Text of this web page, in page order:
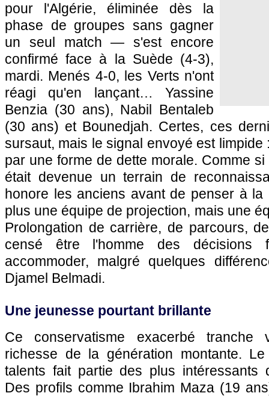
pour l'Algérie, éliminée dès la
phase de groupes sans gagner
un seul match — s'est encore
confirmé face à la Suède (4-3),
mardi. Menés 4-0, les Verts n'ont
réagi qu'en lançant… Yassine
Benzia (30 ans), Nabil Bentaleb
(30 ans) et Bounedjah. Certes, ces
sursaut, mais le signal envoyé est limpide
par une forme de dette morale. Comme
était devenue un terrain de
honore les anciens avant de penser à la
plus une équipe de projection, mais une
Prolongation de carrière, de parcours,
censé être l'homme des décisions
accommoder, malgré quelques
Djamel Belmadi.
Une jeunesse pourtant brillante
Ce conservatisme exacerbé tranche
richesse de la génération montante.
talents fait partie des plus intéressants
Des profils comme Ibrahim Maza (19